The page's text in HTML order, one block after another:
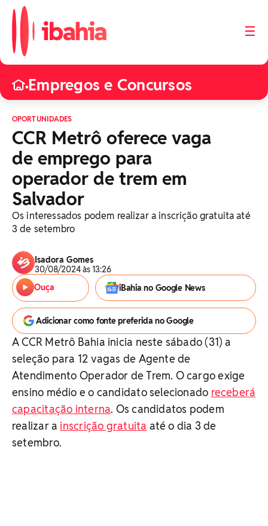
☰
•Empregos e Concursos
OPORTUNIDADES
CCR Metrô oferece vaga
de emprego para
operador de trem em
Salvador
Os interessados podem realizar a inscrição gratuita até
3 de setembro
Isadora Gomes
30/08/2024 às 13:26
Ouça
iBahia no Google News
Adicionar como fonte preferida no Google
A CCR Metrô Bahia inicia neste sábado (31) a
seleção para 12 vagas de Agente de
Atendimento Operador de Trem. O cargo exige
ensino médio e o candidato selecionado receberá
capacitação interna. Os candidatos podem
realizar a inscrição gratuita até o dia 3 de
setembro.